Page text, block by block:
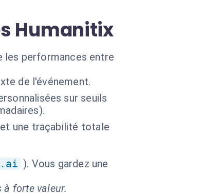
Humanitix
les performances entre
de l'événement.
sur seuils
une traçabilité totale
). Vous gardez une
forte valeur.